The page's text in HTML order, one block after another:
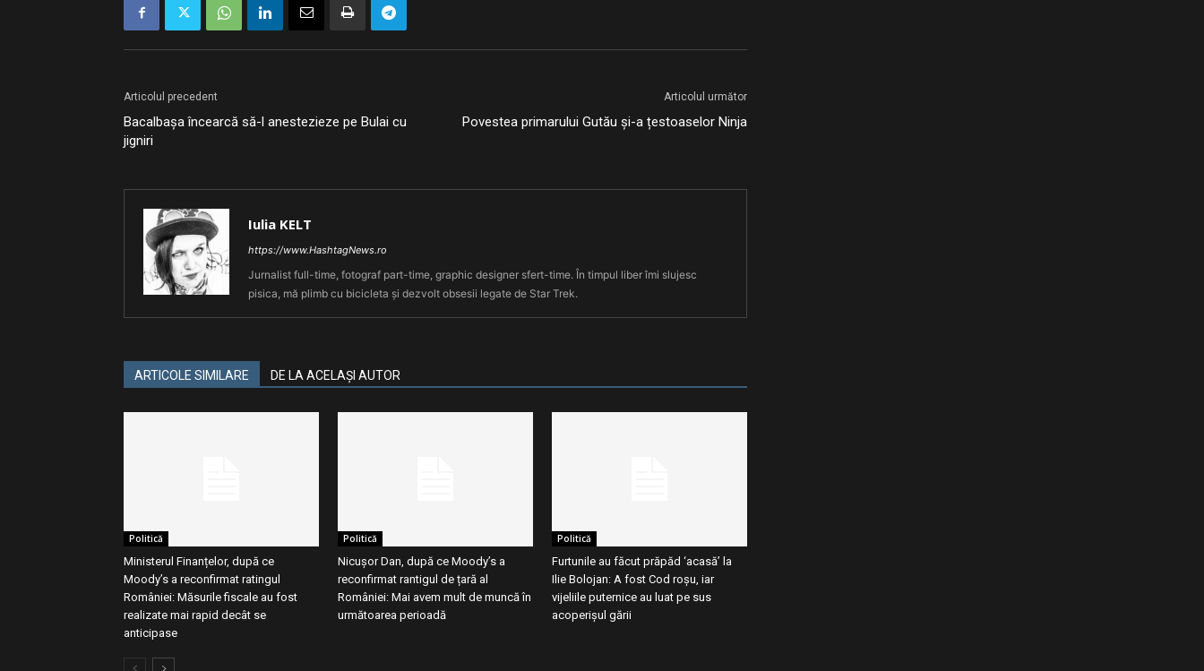
Articolul precedent
Bacalbașa încearcă să-l anestezieze pe Bulai cu
jigniri
Articolul următor
Povestea primarului Gutău și-a țestoaselor Ninja
Iulia KELT
https://www.HashtagNews.ro
Jurnalist full-time, fotograf part-time, graphic designer sfert-time. În timpul liber îmi slujesc
pisica, mă plimb cu bicicleta și dezvolt obsesii legate de Star Trek.
ARTICOLE SIMILARE DE LA ACELAȘI AUTOR
Politică
Ministerul Finanțelor, după ce
Moody’s a reconfirmat ratingul
României: Măsurile fiscale au fost
realizate mai rapid decât se
anticipase
Politică
Nicușor Dan, după ce Moody’s a
reconfirmat rantigul de țară al
României: Mai avem mult de muncă în
următoarea perioadă
Politică
Furtunile au făcut prăpăd ‘acasă’ la
Ilie Bolojan: A fost Cod roșu, iar
vijeliile puternice au luat pe sus
acoperișul gării